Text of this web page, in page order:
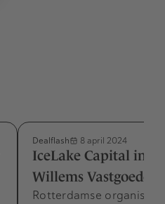
Dealflash 8 april 2024
IceLake Capital
Willems
Rotterdamse organisatie